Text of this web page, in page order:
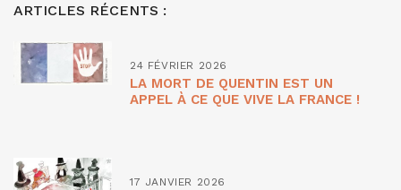
ARTICLES RÉCENTS :
24 FÉVRIER 2026
LA MORT DE QUENTIN EST UN
APPEL À CE QUE VIVE LA FRANCE !
17 JANVIER 2026